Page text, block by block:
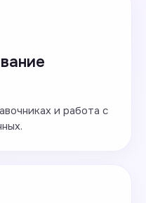
и работа с